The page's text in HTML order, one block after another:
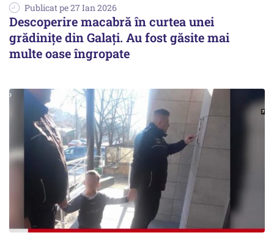
Publicat pe 27 Ian 2026
Descoperire macabră în curtea unei
grădiniţe din Galaţi. Au fost găsite mai
multe oase îngropate